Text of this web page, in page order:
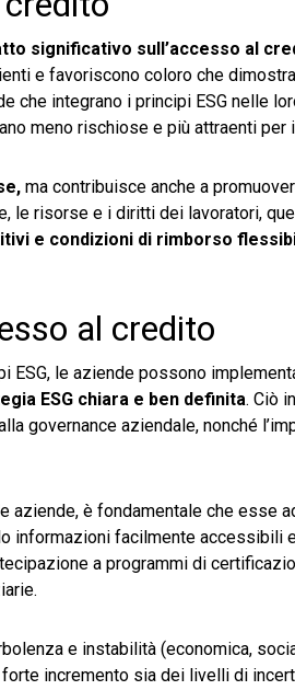
significativo sull’accesso al
e favoriscono coloro che
integrano i principi ESG nelle
meno rischiose e più attraenti per
ma contribuisce anche a
le risorse e i diritti dei lavoratori,
e condizioni di rimborso
al credito
ESG, le aziende possono
ESG chiara e ben definita. Ciò
governance aziendale, nonché
aziende, è fondamentale che esse
informazioni facilmente accessibili
a programmi di
e instabilità (economica,
incremento sia dei livelli di